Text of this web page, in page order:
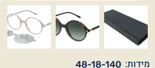
48-18-140 מידות: